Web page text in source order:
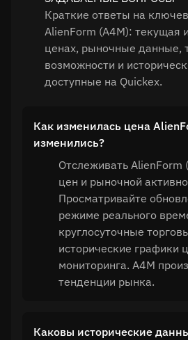
Краткие ответы на
AlienForm (A4M): текущая
ценах, рыночные данные,
возможности и
доступные на Quickex.
Как изменилась цена
изменились?
Отслеживать AlienForm
цен и рыночной
Просматривайте
режиме реального
круглосуточные
исторические графики
мониторинга. A4M
тенденции рынка.
Каковы исторические